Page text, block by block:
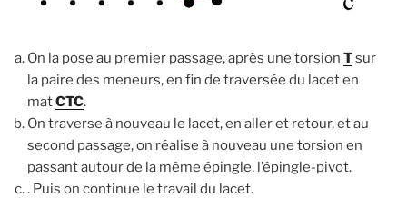
On la pose au premier passage, après une torsion Tsur
la paire des meneurs, en fin de traversée du lacet en
matCTC.
On traverse à nouveau le lacet, en aller et retour, et au
second passage, on réalise à nouveau une torsion en
passant autour de la même épingle, l’épingle-pivot.
. Puis on continue le travail du lacet.